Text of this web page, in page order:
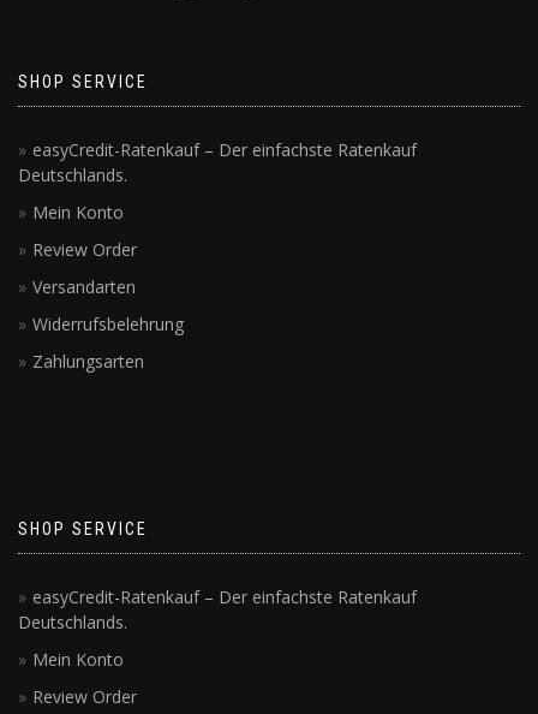
SHOP SERVICE
easyCredit-Ratenkauf – Der einfachste Ratenkauf
Deutschlands.
Mein Konto
Review Order
Versandarten
Widerrufsbelehrung
Zahlungsarten
SHOP SERVICE
easyCredit-Ratenkauf – Der einfachste Ratenkauf
Deutschlands.
Mein Konto
Review Order